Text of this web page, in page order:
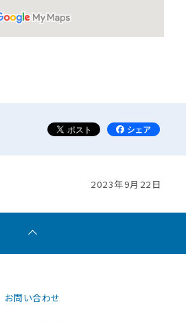
2023年9月22日
お問い合わせ